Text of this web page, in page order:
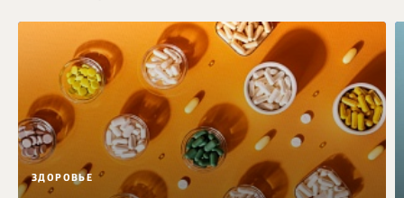
ЗДОРОВЬЕ